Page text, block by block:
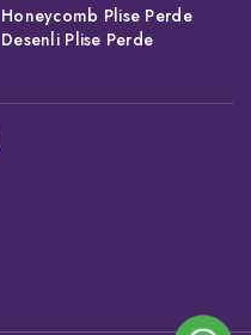
Honeycomb Plise Perde
Desenli Plise Perde